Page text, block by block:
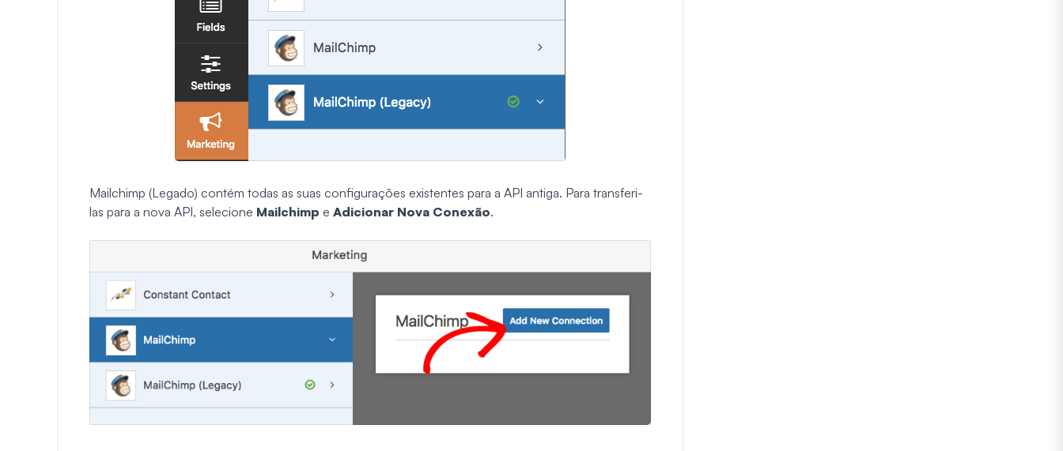
Mailchimp (Legado) contém todas as suas configurações existentes para a API antiga. Para transferi-
las para a nova API, selecione Mailchimp e Adicionar Nova Conexão.